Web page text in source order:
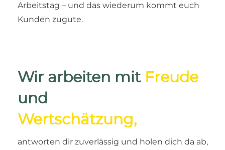
Arbeitstag – und das wiederum kommt euch
Kunden zugute.
Wir arbeiten mit Freude
und
Wertschätzung,
antworten dir zuverlässig und holen dich da ab,